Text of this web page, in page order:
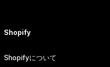
Shopify
Shopifyについて